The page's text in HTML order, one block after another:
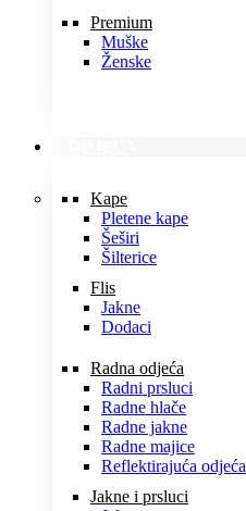
Premium
Muške
Ženske
Kape
Pletene kape
Šeširi
Šilterice
Flis
Jakne
Dodaci
Radna odjeća
Radni prsluci
Radne hlače
Radne jakne
Radne majice
Reflektirajuća odjeća
Jakne i prsluci